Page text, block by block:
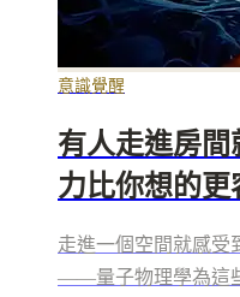
意識覺醒
有人走進房
力比你想的更
走進一個空間就感受
——量子物理學為這